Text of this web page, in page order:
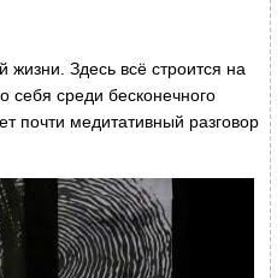
жизни. Здесь всё строится на
себя среди бесконечного
почти медитативный разговор